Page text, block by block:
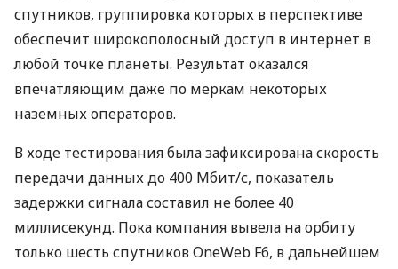
спутников, группировка которых в перспективе
обеспечит широкополосный доступ в интернет в
любой точке планеты. Результат оказался
впечатляющим даже по меркам некоторых
наземных операторов.
В ходе тестирования была зафиксирована скорость
передачи данных до 400 Мбит/с, показатель
задержки сигнала составил не более 40
миллисекунд. Пока компания вывела на орбиту
только шесть спутников OneWeb F6, в дальнейшем